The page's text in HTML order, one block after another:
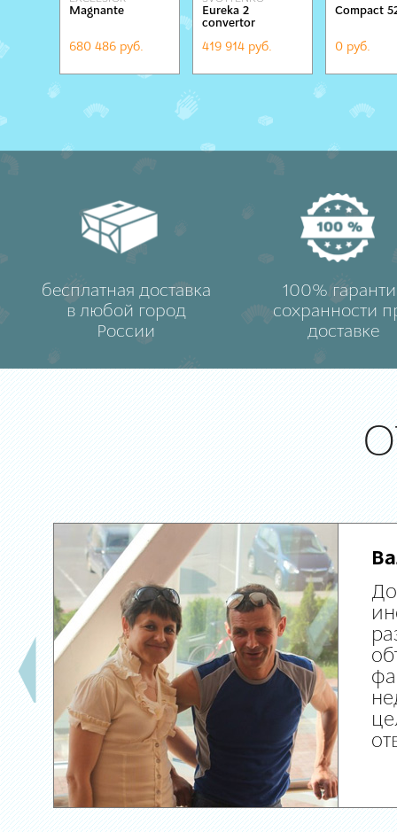
Magnante
680 486 руб.
ACCORDIONS
Eureka 2
convertor
419 914 руб.
Compact
0 руб.
бесплатная доставка
в любой город
России
100%
сохранности
доставке